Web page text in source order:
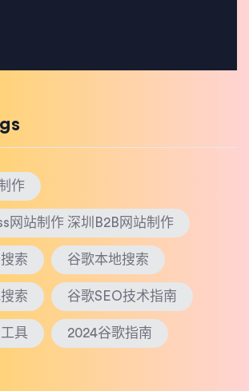
作
网站制作 深圳B2B网站制作
索 谷歌本地搜索
索 谷歌SEO技术指南
具 2024谷歌指南